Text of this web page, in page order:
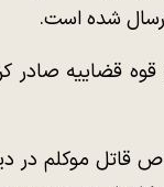
شده است.
قضاییه صادر
موکلم در